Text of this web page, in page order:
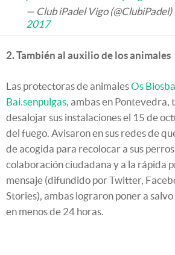
— Club iPadel Vigo (@ClubiPadel)
2017
2. También al auxilio de los animales
Las protectoras de animalesOs
Bai.senpulgas, ambas en Pontevedra,
desalojar sus instalaciones el 15 de
del fuego. Avisaron en sus redes de
de acogida para recolocar a sus
colaboración ciudadana y a la rápida
mensaje (difundido por Twitter,
Stories), ambas lograron poner a
en menos de 24 horas.